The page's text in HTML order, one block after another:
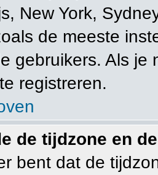
New York,
de meeste
gebruikers. Als
registreren.
de tijdzone en
bent dat de